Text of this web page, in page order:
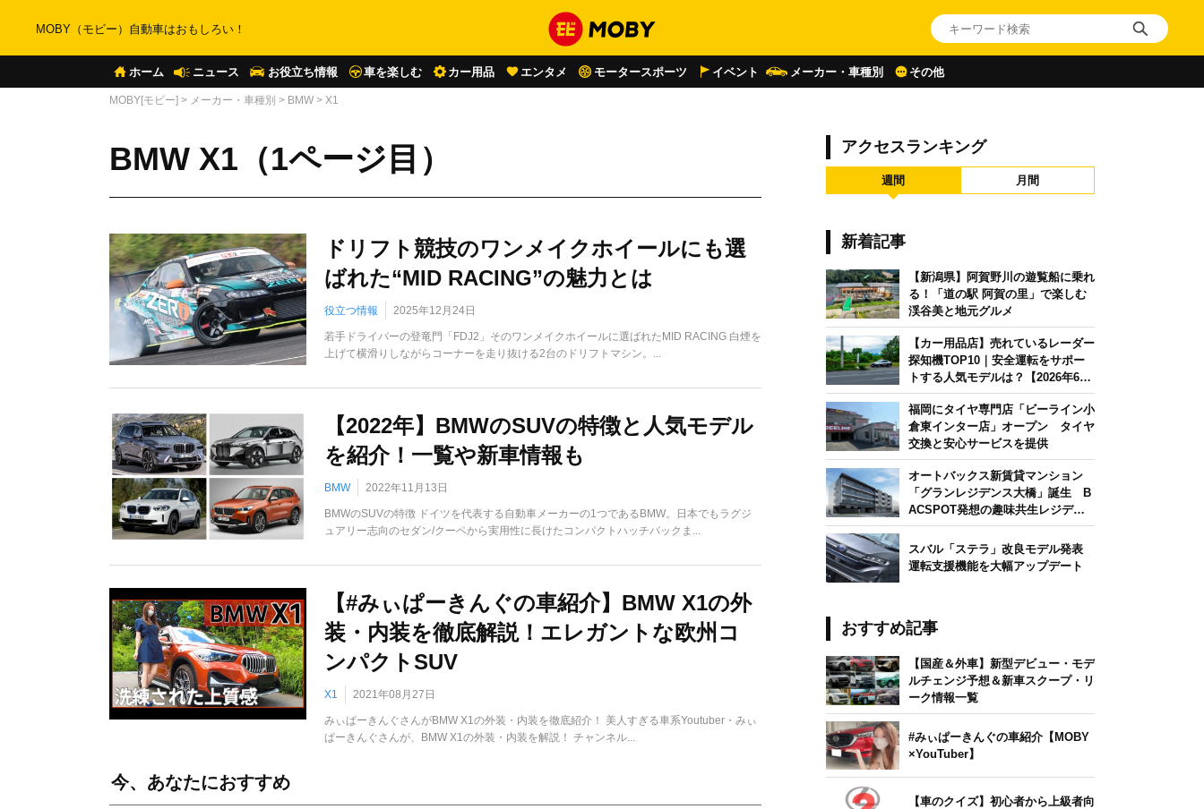
MOBY（モビー）自動車はおもしろい！
ホーム ニュース お役立ち情報 車を楽しむ カー用品 エンタメ モータースポーツ イベント メーカー・車種別 その他
MOBY[モビー] > メーカー・車種別 > BMW > X1
BMW X1（1ページ目）
ドリフト競技のワンメイクホイールにも選
ばれた“MID RACING”の魅力とは
役立つ情報 2025年12月24日
若手ドライバーの登竜門「FDJ2」そのワンメイクホイールに選ばれたMID RACING 白煙を
上げて横滑りしながらコーナーを走り抜ける2台のドリフトマシン。...
【2022年】BMWのSUVの特徴と人気モデル
を紹介！一覧や新車情報も
BMW 2022年11月13日
BMWのSUVの特徴 ドイツを代表する自動車メーカーの1つであるBMW。日本でもラグジ
ュアリー志向のセダン/クーペから実用性に長けたコンパクトハッチバックま...
【#みぃぱーきんぐの車紹介】BMW X1の外
装・内装を徹底解説！エレガントな欧州コ
ンパクトSUV
X1 2021年08月27日
みぃぱーきんぐさんがBMW X1の外装・内装を徹底紹介！ 美人すぎる車系Youtuber・みぃ
ぱーきんぐさんが、BMW X1の外装・内装を解説！ チャンネル...
今、あなたにおすすめ
アクセスランキング
週間 月間
新着記事
【新潟県】阿賀野川の遊覧船に乗れ
る！「道の駅 阿賀の里」で楽しむ
渓谷美と地元グルメ
【カー用品店】売れているレーダー
探知機TOP10｜安全運転をサポー
トする人気モデルは？【2026年6月
版】
福岡にタイヤ専門店「ビーライン小
倉東インター店」オープン タイヤ
交換と安心サービスを提供
オートバックス新賃貸マンション
「グランレジデンス大橋」誕生 B
ACSPOT発想の趣味共生レジデン
ス
スバル「ステラ」改良モデル発表
運転支援機能を大幅アップデート
おすすめ記事
【国産＆外車】新型デビュー・モデ
ルチェンジ予想＆新車スクープ・リ
ーク情報一覧
#みぃぱーきんぐの車紹介【MOBY
×YouTuber】
【車のクイズ】初心者から上級者向